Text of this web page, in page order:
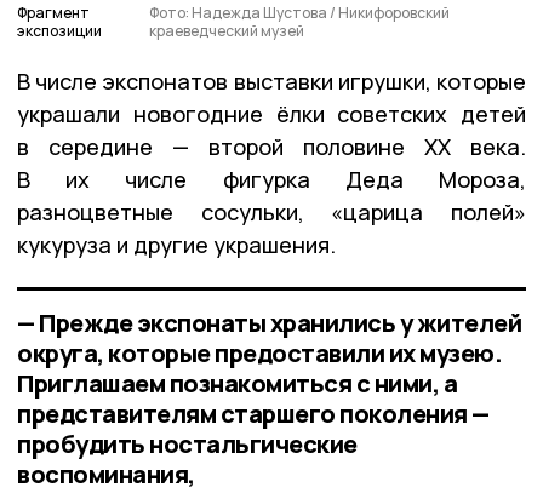
Фрагмент
экспозиции
Фото: Надежда Шустова / Никифоровский
краеведческий музей
В числе экспонатов выставки игрушки, которые
украшали новогодние ёлки советских детей
в середине — второй половине XX века.
В их числе фигурка Деда Мороза,
разноцветные сосульки, «царица полей»
кукуруза и другие украшения.
— Прежде экспонаты хранились у жителей
округа, которые предоставили их музею.
Приглашаем познакомиться с ними, а
представителям старшего поколения —
пробудить ностальгические
воспоминания,